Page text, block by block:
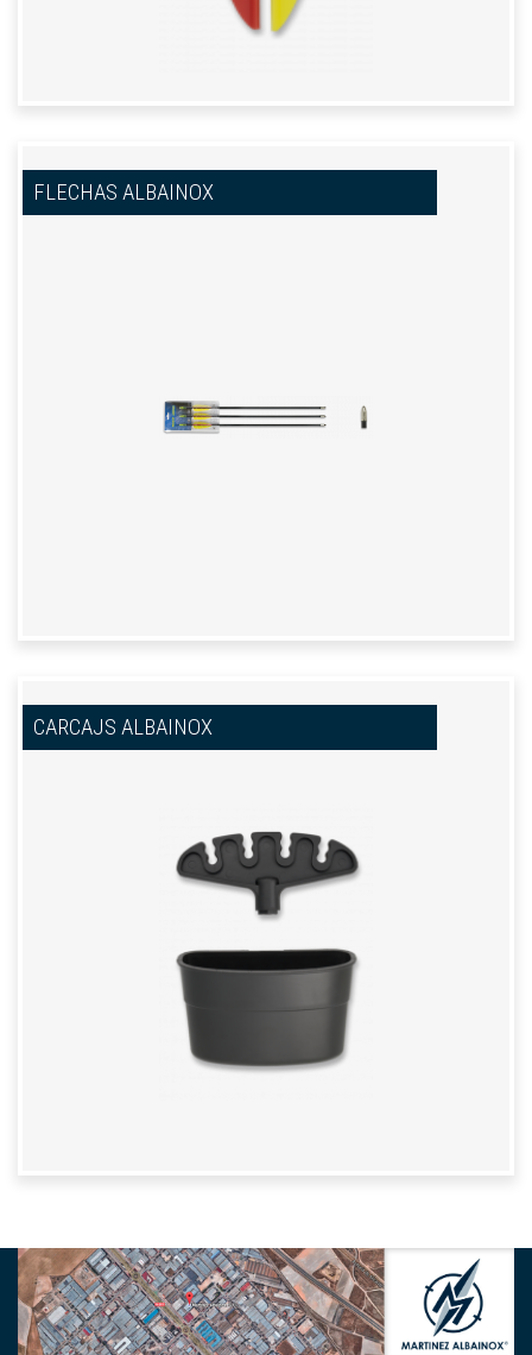
FLECHAS ALBAINOX
CARCAJS ALBAINOX